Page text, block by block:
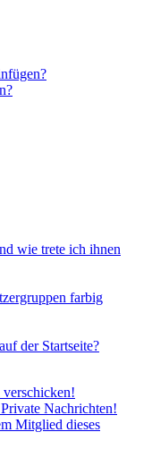
wie trete ich ihnen
farbig
der Startseite?
Nachrichten!
Mitglied dieses